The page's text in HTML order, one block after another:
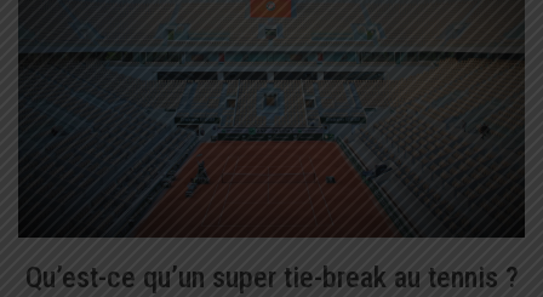
Qu’est-ce qu’un super tie-break au tennis ?